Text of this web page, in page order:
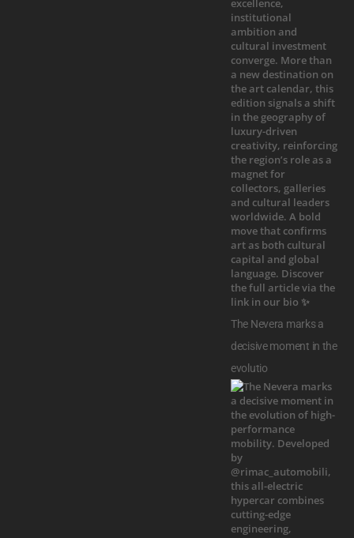
The Nevera marks a
decisive moment in the
evolutio